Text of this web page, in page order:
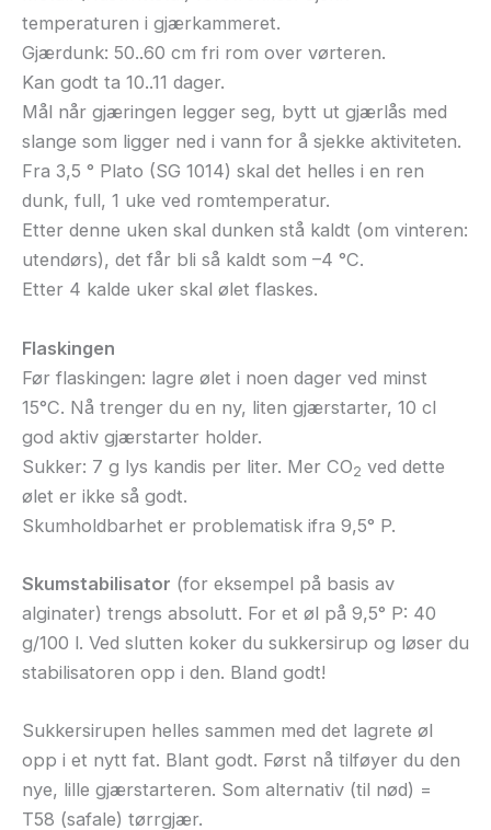
temperaturen i gjærkammeret.
Gjærdunk: 50..60 cm fri rom over vørteren.
Kan godt ta 10..11 dager.
Mål når gjæringen legger seg, bytt ut gjærlås med
slange som ligger ned i vann for å sjekke aktiviteten.
Fra 3,5 ° Plato (SG 1014) skal det helles i en ren
dunk, full, 1 uke ved romtemperatur.
Etter denne uken skal dunken stå kaldt (om vinteren:
utendørs), det får bli så kaldt som –4 °C.
Etter 4 kalde uker skal ølet flaskes.
Flaskingen
Før flaskingen: lagre ølet i noen dager ved minst
15°C. Nå trenger du en ny, liten gjærstarter, 10 cl
god aktiv gjærstarter holder.
Sukker: 7 g lys kandis per liter. Mer CO2 ved dette
ølet er ikke så godt.
Skumholdbarhet er problematisk ifra 9,5° P.
Skumstabilisator (for eksempel på basis av
alginater) trengs absolutt. For et øl på 9,5° P: 40
g/100 l. Ved slutten koker du sukkersirup og løser du
stabilisatoren opp i den. Bland godt!
Sukkersirupen helles sammen med det lagrete øl
opp i et nytt fat. Blant godt. Først nå tilføyer du den
nye, lille gjærstarteren. Som alternativ (til nød) =
T58 (safale) tørrgjær.